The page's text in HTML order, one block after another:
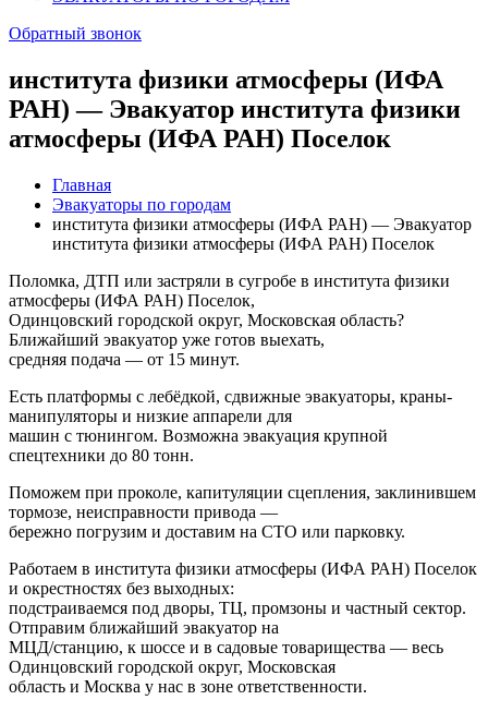
Обратный звонок
института физики атмосферы (ИФА
РАН) — Эвакуатор института физики
атмосферы (ИФА РАН) Поселок
Главная
Эвакуаторы по городам
института физики атмосферы (ИФА РАН) — Эвакуатор
института физики атмосферы (ИФА РАН) Поселок
Поломка, ДТП или застряли в сугробе в института физики
атмосферы (ИФА РАН) Поселок,
Одинцовский городской округ, Московская область?
Ближайший эвакуатор уже готов выехать,
средняя подача — от 15 минут.
Есть платформы с лебёдкой, сдвижные эвакуаторы, краны-
манипуляторы и низкие аппарели для
машин с тюнингом. Возможна эвакуация крупной
спецтехники до 80 тонн.
Поможем при проколе, капитуляции сцепления, заклинившем
тормозе, неисправности привода —
бережно погрузим и доставим на СТО или парковку.
Работаем в института физики атмосферы (ИФА РАН) Поселок
и окрестностях без выходных:
подстраиваемся под дворы, ТЦ, промзоны и частный сектор.
Отправим ближайший эвакуатор на
МЦД/станцию, к шоссе и в садовые товарищества — весь
Одинцовский городской округ, Московская
область и Москва у нас в зоне ответственности.